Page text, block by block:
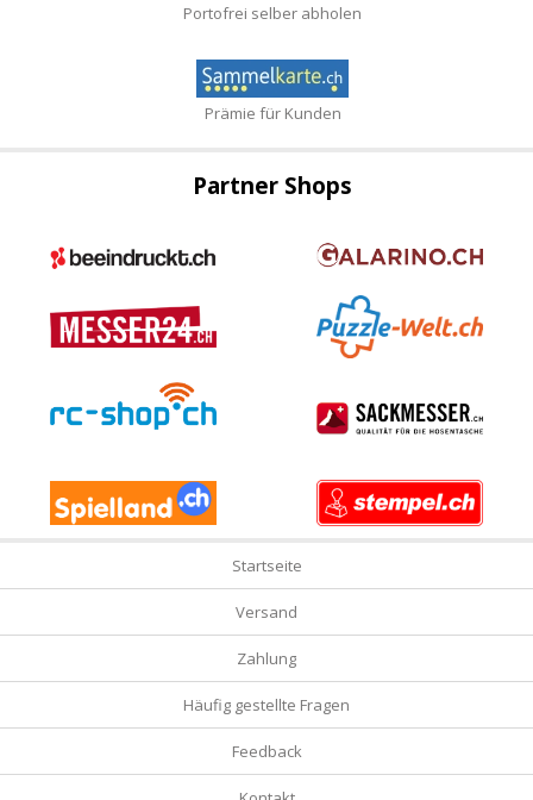
Portofrei selber abholen
Prämie für Kunden
Partner Shops
Startseite
Versand
Zahlung
Häufig gestellte Fragen
Feedback